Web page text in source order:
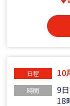
日程 10
時間
9
18